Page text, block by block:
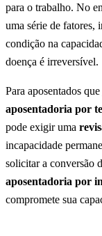
para o trabalho. No
uma série de fatores,
condição na
doença é irreversível.
Para aposentados
aposentadoria por
pode exigir uma
incapacidade
solicitar a conversão
aposentadoria por
compromete sua